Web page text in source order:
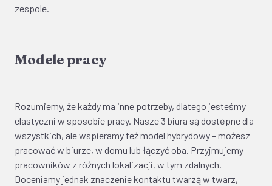
zespole.
Modele pracy
Rozumiemy, że każdy ma inne potrzeby, dlatego jesteśmy
elastyczni w sposobie pracy. Nasze 3 biura są dostępne dla
wszystkich, ale wspieramy też model hybrydowy – możesz
pracować w biurze, w domu lub łączyć oba. Przyjmujemy
pracowników z różnych lokalizacji, w tym zdalnych.
Doceniamy jednak znaczenie kontaktu twarzą w twarz,